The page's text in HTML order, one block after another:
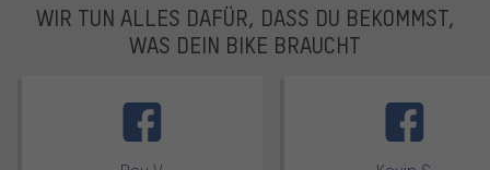
WIR TUN ALLES DAFÜR, DASS DU BEKOMMST,
WAS DEIN BIKE BRAUCHT